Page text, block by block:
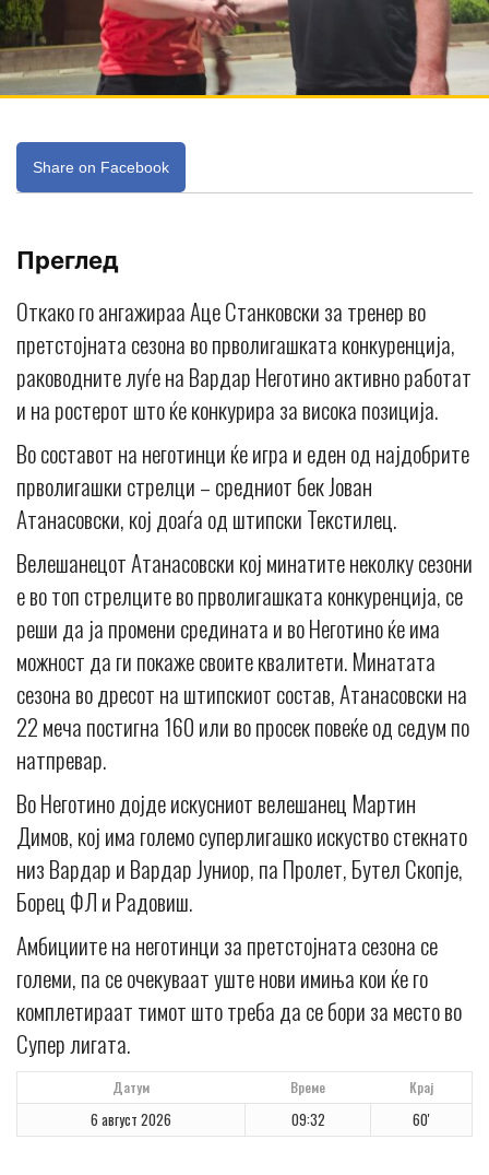
Share on Facebook
Преглед
Откако го ангажираа Аце Станковски за тренер во
претстојната сезона во прволигашката конкуренција,
раководните луѓе на Вардар Неготино активно работат
и на ростерот што ќе конкурира за висока позиција.
Во составот на неготинци ќе игра и еден од најдобрите
прволигашки стрелци – средниот бек Јован
Атанасовски, кој доаѓа од штипски Текстилец.
Велешанецот Атанасовски кој минатите неколку сезони
е во топ стрелците во прволигашката конкуренција, се
реши да ја промени средината и во Неготино ќе има
можност да ги покаже своите квалитети. Минатата
сезона во дресот на штипскиот состав, Атанасовски на
22 меча постигна 160 или во просек повеќе од седум по
натпревар.
Во Неготино дојде искусниот велешанец Мартин
Димов, кој има големо суперлигашко искуство стекнато
низ Вардар и Вардар Јуниор, па Пролет, Бутел Скопје,
Борец ФЛ и Радовиш.
Амбициите на неготинци за претстојната сезона се
големи, па се очекуваат уште нови имиња кои ќе го
комплетираат тимот што треба да се бори за место во
Супер лигата.
Датум Време Крај
6 август 2026 09:32 60'